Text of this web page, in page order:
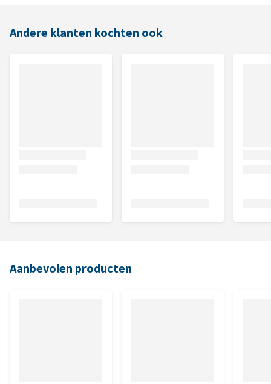
Andere klanten kochten ook
Aanbevolen producten